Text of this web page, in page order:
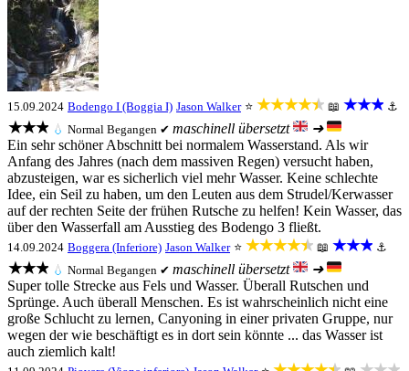
15.09.2024 Bodengo I (Boggia I) Jason Walker ⭐ ★★★★★ 📖 ★★★ ⚓
★★★ 💧 Normal Begangen ✔ maschinell übersetzt
➜
Ein sehr schöner Abschnitt bei normalem Wasserstand. Als wir
Anfang des Jahres (nach dem massiven Regen) versucht haben,
abzusteigen, war es sicherlich viel mehr Wasser. Keine schlechte
Idee, ein Seil zu haben, um den Leuten aus dem Strudel/Kerwasser
auf der rechten Seite der frühen Rutsche zu helfen! Kein Wasser, das
über den Wasserfall am Ausstieg des Bodengo 3 fließt.
14.09.2024 Boggera (Inferiore) Jason Walker ⭐ ★★★★★ 📖 ★★★ ⚓
★★★ 💧 Normal Begangen ✔ maschinell übersetzt
➜
Super tolle Strecke aus Fels und Wasser. Überall Rutschen und
Sprünge. Auch überall Menschen. Es ist wahrscheinlich nicht eine
große Schlucht zu lernen, Canyoning in einer privaten Gruppe, nur
wegen der wie beschäftigt es in dort sein könnte ... das Wasser ist
auch ziemlich kalt!